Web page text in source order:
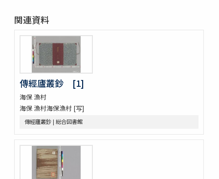
天地萬物造化論
新刻増校切用正音郷談雜字大全 2巻 (存1巻)
黍稷稲粱辧
松の落葉 (存4巻)
節用集 2巻
字鏡集 20巻
愚管鈔 7巻
尚書 13巻
懐風藻
六根清浄大祓 . 神道大意
ますかゝみ 17巻
信長記 15巻
建礼門院右京大夫家集 2巻
関連資料
傳經廬叢鈔 [1]
海保 漁村
海保 漁村海保漁村 [写]
傳經廬叢鈔 | 総合図書館